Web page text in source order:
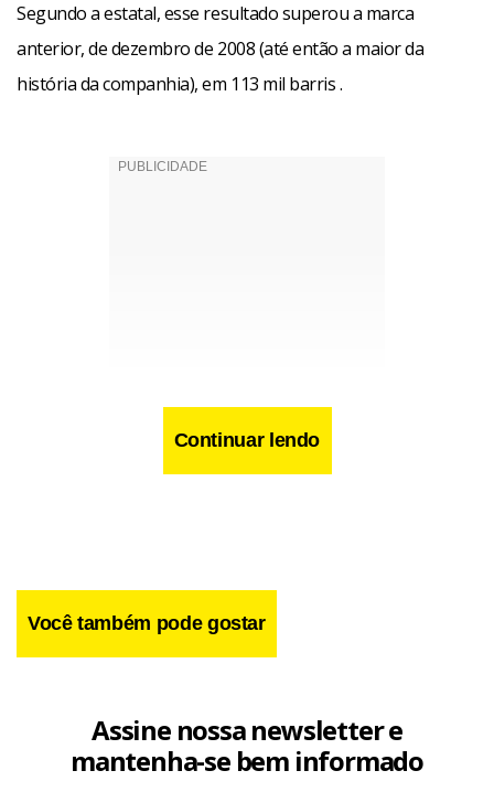
Segundo a estatal, esse resultado superou a marca
anterior, de dezembro de 2008 (até então a maior da
história da companhia), em 113 mil barris .
De acordo com a Petrobras, embora os Estados Unidos
empresa vendeu o maior volume de petróleo. Logo em
Continuar lendo
Você também pode gostar
Assine nossa newsletter e
mantenha-se bem informado